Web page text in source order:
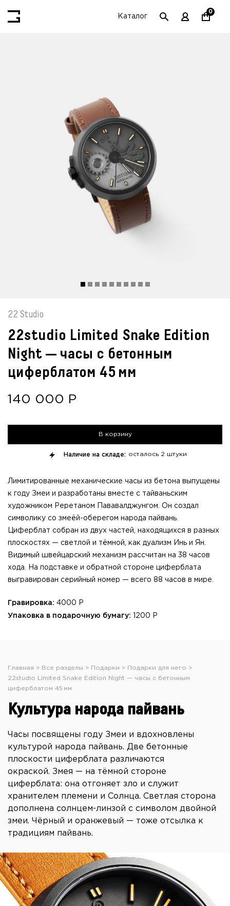
Каталог
0
22 Studio
22studio Limited Snake Edition
Night — часы с бетонным
циферблатом 45 мм
140 000 Р
В корзину
Наличие на складе: осталось 2 штуки
Лимитированные механические часы из бетона выпущены
к году Змеи и разработаны вместе с тайваньским
художником Реретаном Пававалджунгом. Он создал
символику со змеёй-оберегом народа пайвань.
Циферблат собран из двух частей, находящихся в разных
плоскостях — светлой и тёмной, как дуализм Инь и Ян.
Видимый швейцарский механизм рассчитан на 38 часов
хода. На подставке и обратной стороне циферблата
выгравирован серийный номер — всего 88 часов в мире.
Гравировка: 4000 Р
Упаковка в подарочную бумагу: 1200 Р
Главная Все разделы Подарки
Подарки для него
22studio Limited Snake Edition Night — часы с бетонным
циферблатом 45 мм
Культура народа пайвань
Часы посвящены году Змеи и вдохновлены
культурой народа пайвань. Две бетонные
плоскости циферблата различаются
окраской. Змея — на тёмной стороне
циферблата: она отгоняет зло и служит
хранителем племени и Солнца. Светлая сторона
дополнена солнцем-линзой с символом двойной
змеи. Чёрный и оранжевый — тоже отсылка к
традициям пайвань.